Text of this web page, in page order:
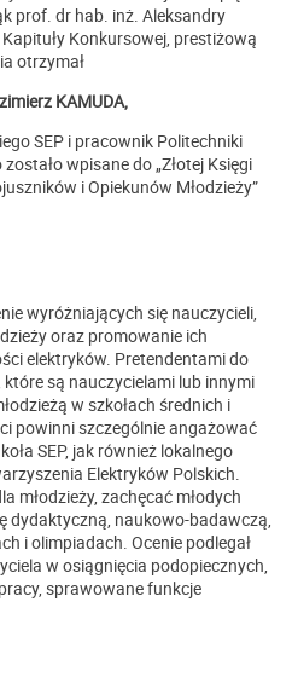
prof. dr hab. inż. Aleksandry
Konkursowej, prestiżową
otrzymał
KAMUDA,
SEP i pracownik Politechniki
wpisane do „Złotej Księgi
i Opiekunów Młodzieży”
wyróżniających się nauczycieli,
oraz promowanie ich
elektryków. Pretendentami do
są nauczycielami lub innymi
w szkołach średnich i
powinni szczególnie angażować
SEP, jak również lokalnego
Elektryków Polskich.
młodzieży, zachęcać młodych
dydaktyczną, naukowo-badawczą,
i olimpiadach. Ocenie podlegał
w osiągnięcia podopiecznych,
sprawowane funkcje